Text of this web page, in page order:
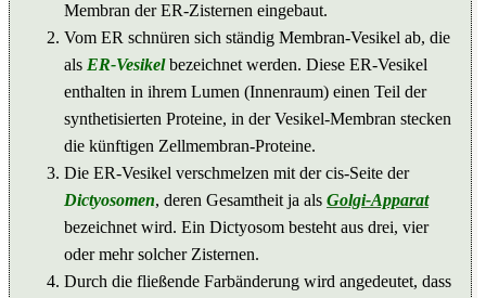
Membran der ER-Zisternen eingebaut.
Vom ER schnüren sich ständig Membran-Vesikel ab, die
als ER-Vesikelbezeichnet werden. Diese ER-Vesikel
enthalten in ihrem Lumen (Innenraum) einen Teil der
synthetisierten Proteine, in der Vesikel-Membran stecken
die künftigen Zellmembran-Proteine.
Die ER-Vesikel verschmelzen mit der cis-Seite der
Dictyosomen, deren Gesamtheit ja als Golgi-Apparat
bezeichnet wird. Ein Dictyosom besteht aus drei, vier
oder mehr solcher Zisternen.
Durch die fließende Farbänderung wird angedeutet, dass